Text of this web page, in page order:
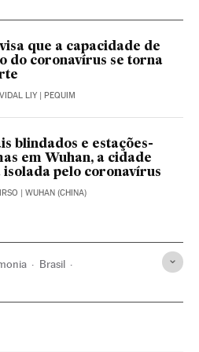
que a capacidade de
do coronavírus se torna
LIY | PEQUIM
blindados e estações-
em Wuhan, a cidade
isolada pelo coronavírus
| WUHAN (CHINA)
Brasil